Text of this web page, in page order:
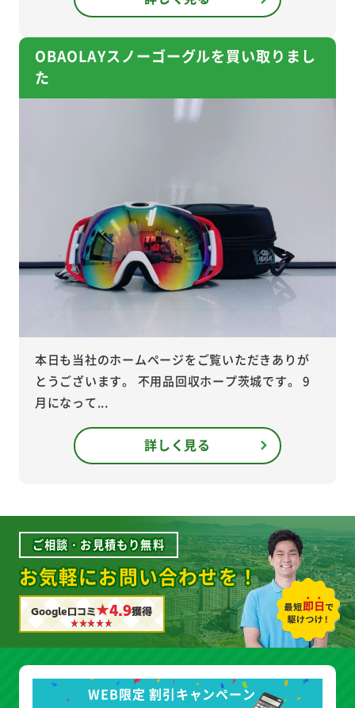
OBAOLAYスノーゴーグルを買い取りまし
た
本日も当社のホームページをご覧いただきありが
とうございます。 不用品回収ホープ茨城です。 9
月になって...
詳しく見る
ご相談・お見積もり無料
お気軽にお問い合わせを！
Google口コミ★4.9獲得
WEB限定 割引キャンペーン